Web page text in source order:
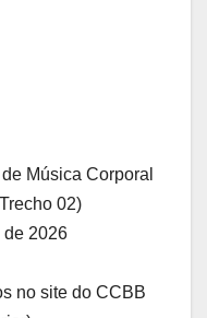
Música Corporal
02)
de 2026
no site do CCBB